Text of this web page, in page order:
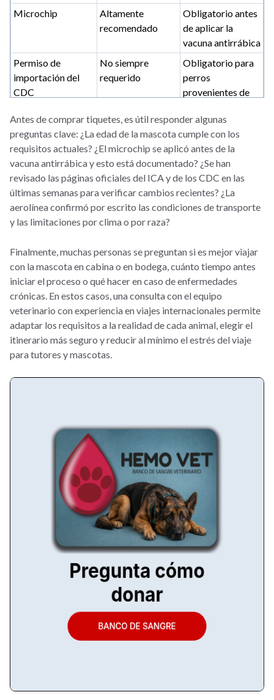
Microchip
Altamente
recomendado
Obligatorio antes
de aplicar la
vacuna antirrábica
Permiso de
importación del
CDC
No siempre
requerido
Obligatorio para
perros
provenientes de
riesgo
Reserva en centro
de cuidado
Requerida para
posible
aeropuertos
de rabia
específicos
no presentarse, se
exige cuarentena
de 28 días
Antes de comprar tiquetes, es útil responder algunas
preguntas clave: ¿La edad de la mascota cumple con los
requisitos actuales? ¿El microchip se aplicó antes de la
vacuna antirrábica y esto está documentado? ¿Se han
revisado las páginas oficiales del ICA y de los CDC en las
últimas semanas para verificar cambios recientes? ¿La
aerolínea confirmó por escrito las condiciones de transporte
y las limitaciones por clima o por raza?
Finalmente, muchas personas se preguntan si es mejor viajar
con la mascota en cabina o en bodega, cuánto tiempo antes
iniciar el proceso o qué hacer en caso de enfermedades
crónicas. En estos casos, una consulta con el equipo
veterinario con experiencia en viajes internacionales permite
adaptar los requisitos a la realidad de cada animal, elegir el
itinerario más seguro y reducir al mínimo el estrés del viaje
para tutores y mascotas.